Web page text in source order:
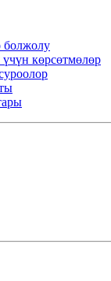
болжолу
көрсөтмөлөр